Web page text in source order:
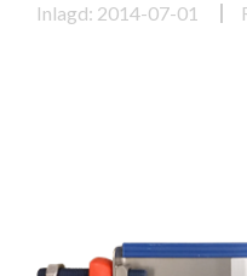
Inlagd: 2014-07-01